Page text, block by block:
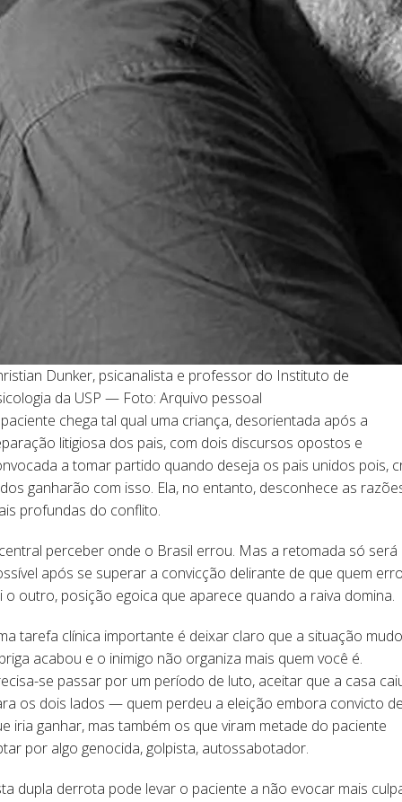
Dunker, psicanalista e professor do Instituto de
da USP — Foto: Arquivo pessoal
chega tal qual uma criança, desorientada após a
litigiosa dos pais, com dois discursos opostos e
a tomar partido quando deseja os pais unidos pois,
ganharão com isso. Ela, no entanto, desconhece as
profundas do conflito.
perceber onde o Brasil errou. Mas a retomada só será
após se superar a convicção delirante de que quem
o outro, posição egoica que aparece quando a raiva domina.
tarefa clínica importante é deixar claro que a situação
acabou e o inimigo não organiza mais quem você é.
se passar por um período de luto, aceitar que a casa
os dois lados — quem perdeu a eleição embora convicto
iria ganhar, mas também os que viram metade do paciente
por algo genocida, golpista, autossabotador.
dupla derrota pode levar o paciente a não evocar mais